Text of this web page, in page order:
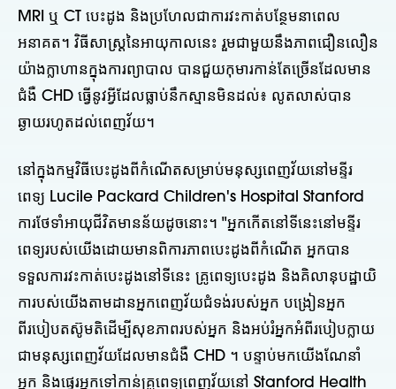
MRI ឬ CT បេះដូង និងប្រហែលជាការវះកាត់បន្ថែមនាពេល
អនាគត។ វិធីសាស្រ្តនៃអាយុកាលនេះ រួមជាមួយនឹងភាពជឿនលឿន
យ៉ាងក្លាហានក្នុងការព្យាបាល បានជួយកុមារកាន់តែច្រើនដែលមាន
ជំងឺ CHD ធ្វើនូវអ្វីដែលធ្លាប់នឹកស្មានមិនដល់៖ លូតលាស់បាន
ឆ្ងាយរហូតដល់ពេញវ័យ។
នៅក្នុងកម្មវិធីបេះដូងពីកំណើតសម្រាប់មនុស្សពេញវ័យនៅមន្ទីរ
ពេទ្យ Lucile Packard Children's Hospital Stanford
ការថែទាំអាយុជីវិតមានន័យដូចនោះ។ "អ្នកកើតនៅទីនេះនៅមន្ទីរ
ពេទ្យរបស់យើងដោយមានពិការភាពបេះដូងពីកំណើត អ្នកបាន
ទទួលការវះកាត់បេះដូងនៅទីនេះ គ្រូពេទ្យបេះដូង និងគិលានុបដ្ឋាយិ
ការបស់យើងតាមដានអ្នកពេញវ័យជំទង់របស់អ្នក បង្រៀនអ្នក
ពីរបៀបតស៊ូមតិដើម្បីសុខភាពរបស់អ្នក និងអប់រំអ្នកអំពីរបៀបក្លាយ
ជាមនុស្សពេញវ័យដែលមានជំងឺ CHD ។ បន្ទាប់មកយើងណែនាំ
អ្នក និងផ្ទេរអ្នកទៅកាន់គ្រូពេទ្យពេញវ័យនៅ Stanford Health